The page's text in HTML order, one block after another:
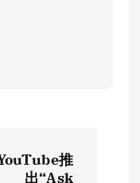
推
出“Ask